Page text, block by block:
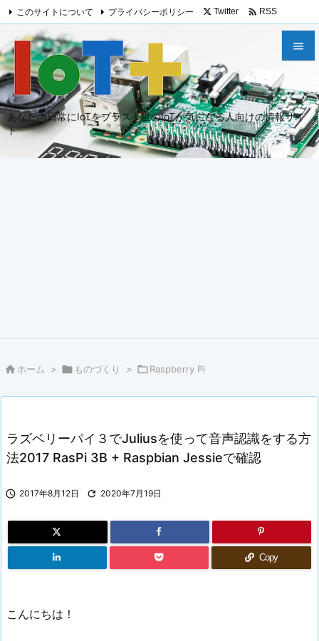
あなたの日常にIoTをプラス！世のIoTが気になる人向けの情報サイ
ト

メニュ

サイド

このサイトについて プライバシーポリシー Twitter  RSS
Feedly
 ホーム >  ものづくり > Raspberry Pi
ラズベリーパイ３でJuliusを使って音声認識をする方
法2017 RasPi 3B + Raspbian Jessieで確認
 2017年8月12日  2020年7月19日
Copy
こんにちは！